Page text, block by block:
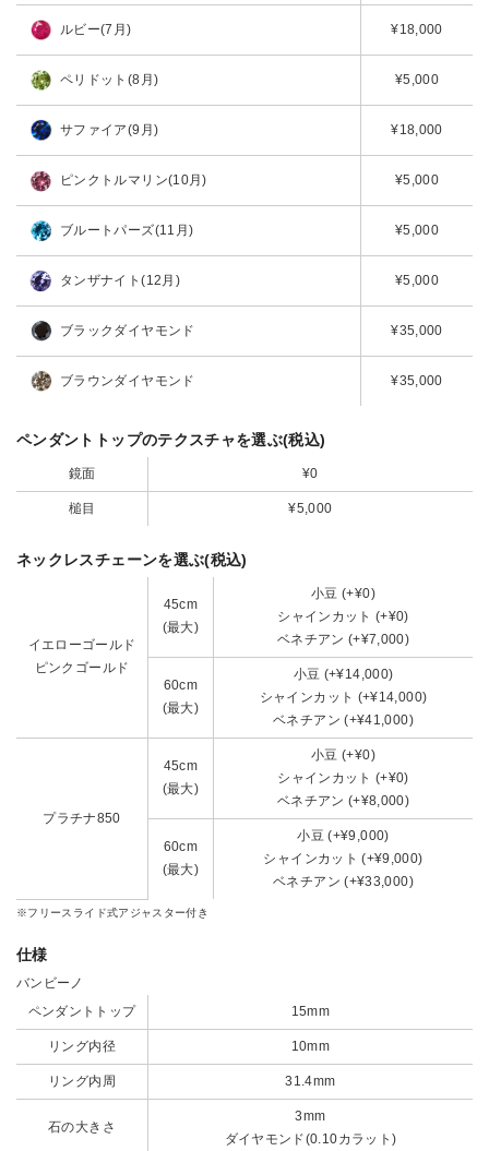
ルビー(7月) ¥18,000
ペリドット(8月) ¥5,000
サファイア(9月) ¥18,000
ピンクトルマリン(10月) ¥5,000
ブルートパーズ(11月) ¥5,000
タンザナイト(12月) ¥5,000
ブラックダイヤモンド ¥35,000
ブラウンダイヤモンド ¥35,000
ペンダントトップのテクスチャを選ぶ(税込)
鏡面 ¥0
槌目 ¥5,000
ネックレスチェーンを選ぶ(税込)
イエローゴールド
ピンクゴールド
45cm
(最大)
小豆 (+¥0)
シャインカット (+¥0)
ベネチアン (+¥7,000)
60cm
(最大)
小豆 (+¥14,000)
シャインカット (+¥14,000)
ベネチアン (+¥41,000)
プラチナ850
45cm
(最大)
小豆 (+¥0)
シャインカット (+¥0)
ベネチアン (+¥8,000)
60cm
(最大)
小豆 (+¥9,000)
シャインカット (+¥9,000)
ベネチアン (+¥33,000)
※フリースライド式アジャスター付き
仕様
バンビーノ
ペンダントトップ
15mm
リング内径 10mm
リング内周 31.4mm
石の大きさ
3mm
ダイヤモンド(0.10カラット)